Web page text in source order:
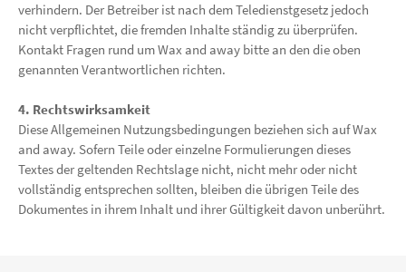
verhindern. Der Betreiber ist nach dem Teledienstgesetz jedoch
nicht verpflichtet, die fremden Inhalte ständig zu überprüfen.
Kontakt Fragen rund um Wax and away bitte an den die oben
genannten Verantwortlichen richten.
4. Rechtswirksamkeit
Diese Allgemeinen Nutzungsbedingungen beziehen sich auf Wax
and away. Sofern Teile oder einzelne Formulierungen dieses
Textes der geltenden Rechtslage nicht, nicht mehr oder nicht
vollständig entsprechen sollten, bleiben die übrigen Teile des
Dokumentes in ihrem Inhalt und ihrer Gültigkeit davon unberührt.